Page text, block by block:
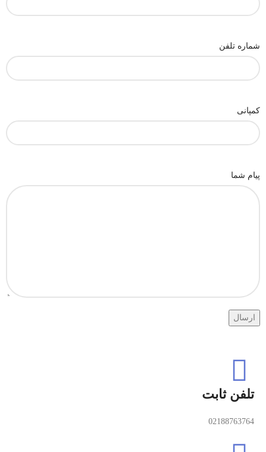
شماره تلفن
کمپانی
پیام شما
تلفن ثابت
02188763764